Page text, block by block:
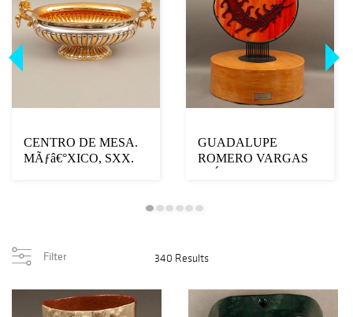
CENTRO DE MESA.
MÃƒâ€°XICO, SXX.
GUADALUPE
ROMERO VARGAS
Filter 340 Results